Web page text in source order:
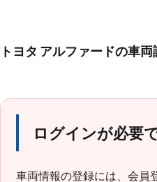
トヨタ アルファードの車両
ログインが必要
車両情報の登録には、会員